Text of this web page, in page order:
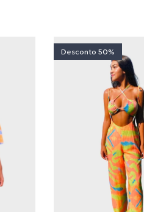
Desconto 50%